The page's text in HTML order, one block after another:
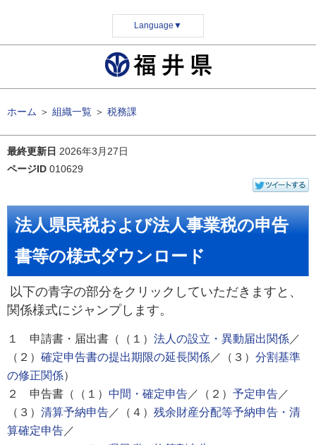
Language ▼
ホーム ＞ 組織一覧 ＞ 税務課
最終更新日 2026年3月27日
ページID 010629
法人県民税および法人事業税の申告
書等の様式ダウンロード
以下の青字の部分をクリックしていただきますと、
関係様式にジャンプします。
１ 申請書・届出書（（１） 法人の設立・異動届出関係 ／
（２） 確定申告書の提出期限の延長関係 ／（３） 分割基準
の修正関係）
２ 申告書（（１） 中間・確定申告 ／（２） 予定申告 ／
（３） 清算予納申告 ／（４） 残余財産分配等予納申告・清
算確定申告 ／